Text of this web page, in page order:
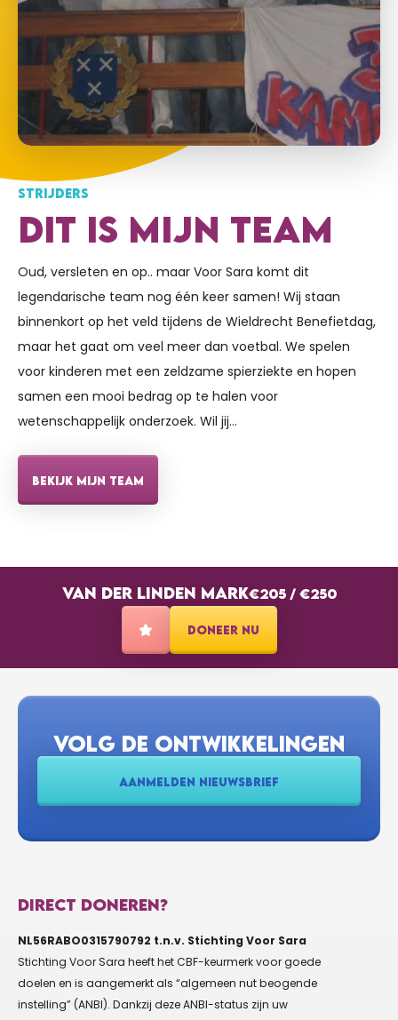
STRIJDERS
DIT IS MIJN TEAM
Oud, versleten en op.. maar Voor Sara komt dit
legendarische team nog één keer samen! Wij staan
binnenkort op het veld tijdens de Wieldrecht Benefietdag,
maar het gaat om veel meer dan voetbal. We spelen
voor kinderen met een zeldzame spierziekte en hopen
samen een mooi bedrag op te halen voor
wetenschappelijk onderzoek. Wil jij…
BEKIJK MIJN TEAM
VAN DER LINDEN MARK€205/ €250
DONEER NU
VOLG DE ONTWIKKELINGEN
AANMELDEN NIEUWSBRIEF
DIRECT DONEREN?
NL56RABO0315790792 t.n.v. Stichting Voor Sara
Stichting Voor Sara heeft het CBF-keurmerk voor goede
doelen en is aangemerkt als “algemeen nut beogende
instelling” (ANBI). Dankzij deze ANBI-status zijn uw